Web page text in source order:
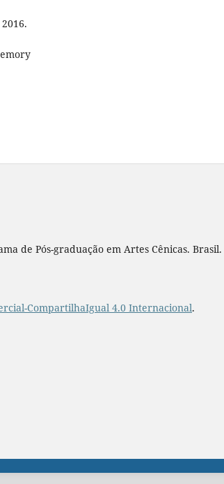
de Pós-graduação em Artes Cênicas. Brasil.
CompartilhaIgual 4.0 Internacional.